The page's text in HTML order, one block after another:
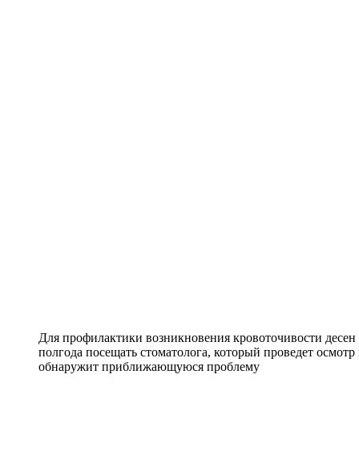
Для профилактики возникновения кровоточивости десен
полгода посещать стоматолога, который проведет
обнаружит приближающуюся проблему